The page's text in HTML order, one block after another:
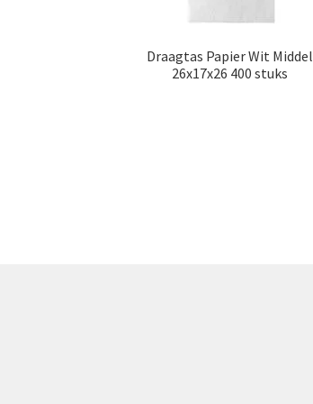
Draagtas Papier Wit Middel
26x17x26 400 stuks